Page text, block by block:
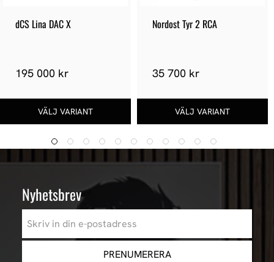
dCS Lina DAC X
195 000 kr
Nordost Tyr 2 RCA
35 700 kr
Nyhetsbrev
PRENUMERERA